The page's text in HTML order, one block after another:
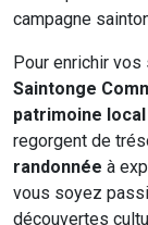
campagne
Pour enrichir
Saintonge
patrimoine local
regorgent de
randonnée à
vous soyez
découvertes